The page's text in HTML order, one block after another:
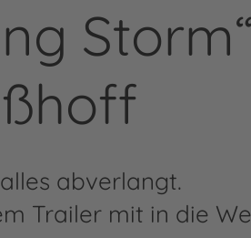
abverlangt.
Trailer mit in die